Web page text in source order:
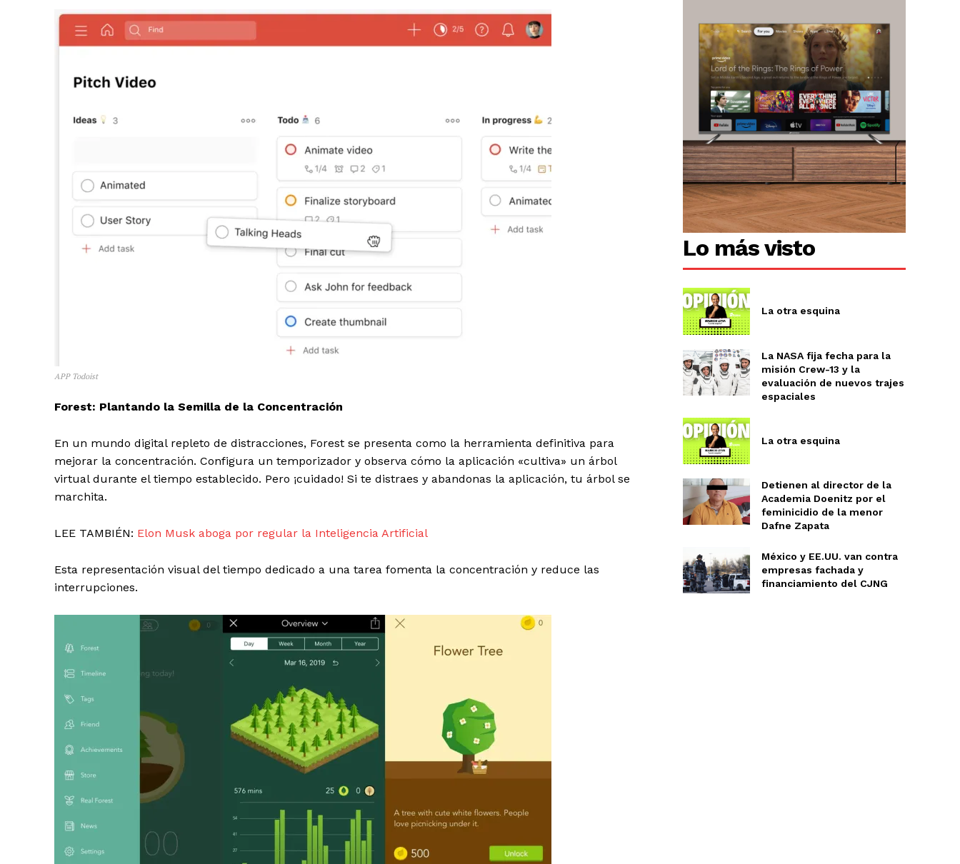
El Suplemento
Estados
Aguascalientes Baja California
Michoacán
Zacatecas Veracruz
Sonora
Querétaro Puebla
Morelos
APP Todoist
Forest: Plantando la Semilla de la Concentración
En un mundo digital repleto de distracciones, Forest se presenta como la herramienta definitiva para
mejorar la concentración. Configura un temporizador y observa cómo la aplicación «cultiva» un árbol
virtual durante el tiempo establecido. Pero ¡cuidado! Si te distraes y abandonas la aplicación, tu árbol se
marchita.
LEE TAMBIÉN: Elon Musk aboga por regular la Inteligencia Artificial
Esta representación visual del tiempo dedicado a una tarea fomenta la concentración y reduce las
interrupciones.
Lo más visto
La otra esquina
La NASA fija fecha para la
misión Crew-13 y la
evaluación de nuevos trajes
espaciales
La otra esquina
Detienen al director de la
Academia Doenitz por el
feminicidio de la menor
Dafne Zapata
México y EE.UU. van contra
empresas fachada y
financiamiento del CJNG